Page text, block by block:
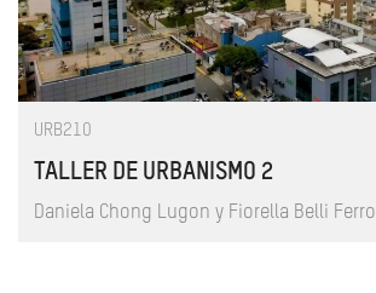
URB210
TALLER DE URBANISMO 2
Daniela Chong Lugon y Fiorella Belli Ferro